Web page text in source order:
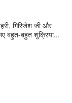
गिरिजेश जी और
बहुत-बहुत शुक्रिया...